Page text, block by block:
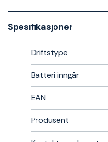
Spesifikasjoner
Driftstype
Batteri inngår
EAN
Produsent